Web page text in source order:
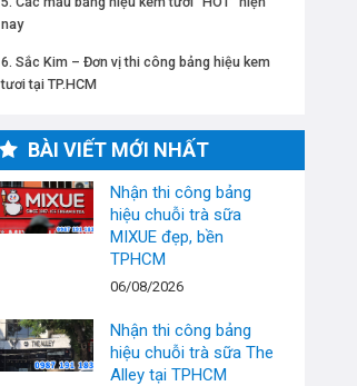
nay
Sắc Kim – Đơn vị thi công bảng hiệu kem
tươi tại TP.HCM
BÀI VIẾT MỚI NHẤT
Nhận thi công bảng
hiệu chuỗi trà sữa
MIXUE đẹp, bền
TPHCM
06/08/2026
Nhận thi công bảng
hiệu chuỗi trà sữa The
Alley tại TPHCM